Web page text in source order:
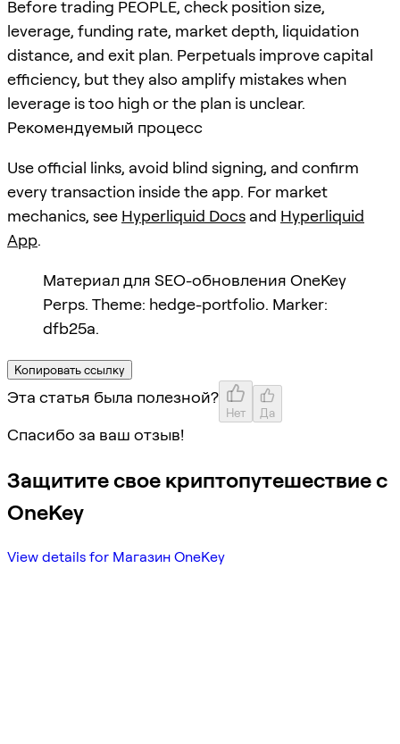
Before trading PEOPLE, check position size,
leverage, funding rate, market depth, liquidation
distance, and exit plan. Perpetuals improve capital
efficiency, but they also amplify mistakes when
leverage is too high or the plan is unclear.
Рекомендуемый процесс
Use official links, avoid blind signing, and confirm
every transaction inside the app. For market
mechanics, see Hyperliquid Docs and Hyperliquid
App.
Материал для SEO-обновления OneKey
Perps. Theme: hedge-portfolio. Marker:
dfb25a.
Копировать ссылку
Эта статья была полезной?
Нет Да
Спасибо за ваш отзыв!
Защитите свое криптопутешествие с
OneKey
View details for Магазин OneKey